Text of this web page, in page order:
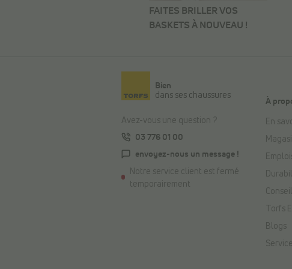
FAITES BRILLER VOS
BASKETS À NOUVEAU !
Bien
dans ses chaussures
Avez-vous une question ?
03 776 01 00
envoyez-nous un message !
Notre service client est fermé
temporairement
À
En
Torfs
Blogs